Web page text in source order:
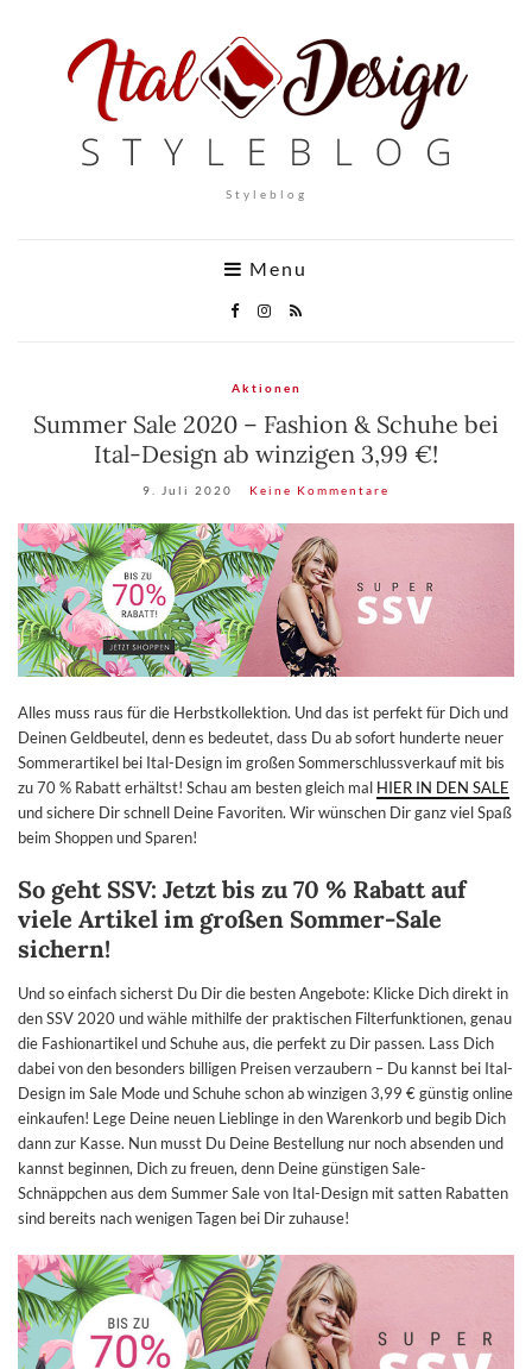
Styleblog
Menu
Aktionen
Summer Sale 2020 – Fashion & Schuhe bei
Ital-Design ab winzigen 3,99 €!
9. Juli 2020 Keine Kommentare
Alles muss raus für die Herbstkollektion. Und das ist perfekt für Dich und
Deinen Geldbeutel, denn es bedeutet, dass Du ab sofort hunderte neuer
Sommerartikel bei Ital-Design im großen Sommerschlussverkauf mit bis
zu 70 % Rabatt erhältst! Schau am besten gleich mal HIER IN DEN SALE
und sichere Dir schnell Deine Favoriten. Wir wünschen Dir ganz viel Spaß
beim Shoppen und Sparen!
So geht SSV: Jetzt bis zu 70 % Rabatt auf
viele Artikel im großen Sommer-Sale
sichern!
Und so einfach sicherst Du Dir die besten Angebote: Klicke Dich direkt in
den SSV 2020 und wähle mithilfe der praktischen Filterfunktionen, genau
die Fashionartikel und Schuhe aus, die perfekt zu Dir passen. Lass Dich
dabei von den besonders billigen Preisen verzaubern – Du kannst bei Ital-
Design im Sale Mode und Schuhe schon ab winzigen 3,99 € günstig online
einkaufen! Lege Deine neuen Lieblinge in den Warenkorb und begib Dich
dann zur Kasse. Nun musst Du Deine Bestellung nur noch absenden und
kannst beginnen, Dich zu freuen, denn Deine günstigen Sale-
Schnäppchen aus dem Summer Sale von Ital-Design mit satten Rabatten
sind bereits nach wenigen Tagen bei Dir zuhause!